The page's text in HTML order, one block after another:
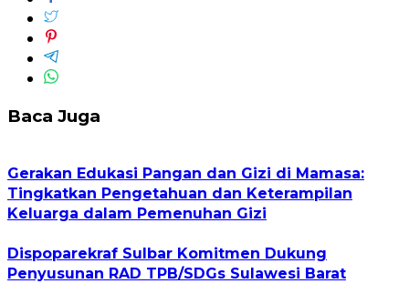
Baca Juga
Gerakan Edukasi Pangan dan Gizi di Mamasa:
Tingkatkan Pengetahuan dan Keterampilan
Keluarga dalam Pemenuhan Gizi
Dispoparekraf Sulbar Komitmen Dukung
Penyusunan RAD TPB/SDGs Sulawesi Barat